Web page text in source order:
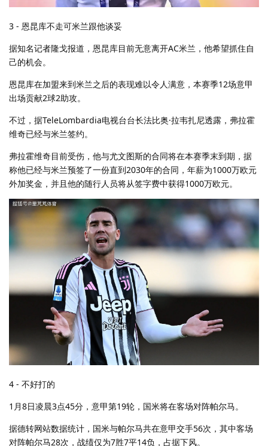
3 - 恩昆库不走可米兰跟他谈妥
据知名记者隆戈报道，恩昆库目前无意离开AC米兰，他希望抓住自
己的机会。
恩昆库在加盟来到米兰之后的表现难以令人满意，本赛季12场意甲
出场贡献2球2助攻。
不过，据TeleLombardia电视台台长法比奥·拉韦扎尼透露，弗拉霍
维奇已经与米兰签约。
弗拉霍维奇目前受伤，他与尤文图斯的合同将在本赛季末到期，据
称他已经与米兰预签了一份直到2030年的合同，年薪为1000万欧元
外加奖金，并且他的随行人员将从签字费中获得1000万欧元。
4 - 不好打的
1月8日凌晨3点45分，意甲第19轮，国米将在客场对阵帕尔马。
据德转网站数据统计，国米与帕尔马共在意甲交手56次，其中客场
对阵帕尔马28次，战绩仅为7胜7平14负，占据下风。